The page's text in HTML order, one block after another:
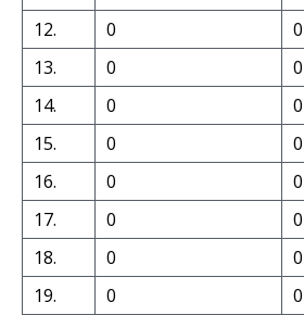
12.
0
0
13.
0
0
14.
0
0
15.
0
0
16.
0
0
17.
0
0
18.
0
0
19.
0
0